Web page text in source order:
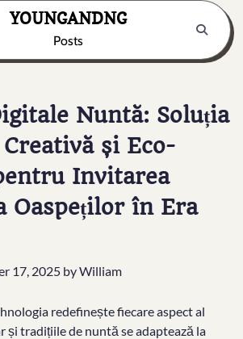
YOUNGANDNG
Posts
Nuntă: Soluția
și Eco-
Invitarea
Oaspeților în Era
17, 2025 byWilliam
redefinește fiecare aspect al
și tradițiile de nuntă se adaptează la